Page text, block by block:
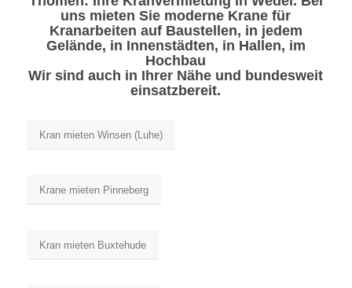
uns mieten Sie moderne Krane für
Kranarbeiten auf Baustellen, in jedem
Gelände, in Innenstädten, in Hallen, im
Hochbau
Wir sind auch in Ihrer Nähe und bundesweit
einsatzbereit.
Kran mieten Winsen (Luhe)
Krane mieten Pinneberg
Kran mieten Buxtehude